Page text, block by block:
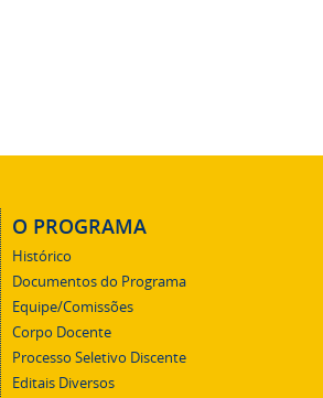
O PROGRAMA
Histórico
Documentos do Programa
Equipe/Comissões
Corpo Docente
Processo Seletivo Discente
Editais Diversos